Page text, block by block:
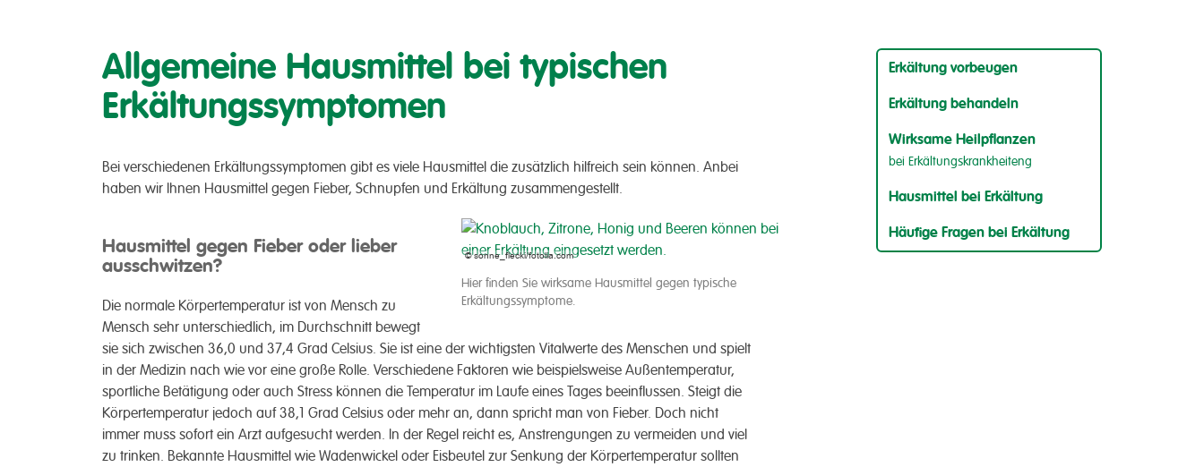
Allgemeine Hausmittel bei typischen
Erkältungssymptomen
Bei ver­­schiedenen Erkältungs­­symptomen gibt es viele Haus­­mittel die zu­sätz­lich hilf­­reich sein können. Anbei
haben wir Ihnen Haus­­mittel gegen Fieber, Schnu­pfen und Er­kältung zusammen­­gestellt.
© sonne_flecki/fotolia.com
Hier finden Sie wirksame Hausmittel gegen typische
Erkältungssymptome.
Hausmittel gegen Fieber oder lieber
ausschwitzen?
Die normale Körper­­temperatur ist von Mensch zu
Mensch sehr unter­­schiedlich, im Durch­­schnitt bewegt
sie sich zwischen 36,0 und 37,4 Grad Celsius. Sie ist eine der wichtigsten Vital­­werte des Menschen und spielt
in der Medizin nach wie vor eine große Rolle. Ver­­schiedene Faktoren wie beispiels­­weise Außen­­temperatur,
sport­liche Betätigung oder auch Stress können die Tem­­peratur im Laufe eines Tages be­ein­flussen. Steigt die
Körper­­temperatur jedoch auf 38,1 Grad Celsius oder mehr an, dann spricht man von Fieber. Doch nicht
immer muss sofort ein Arzt auf­­gesucht werden. In der Regel reicht es, Anstren­­gungen zu ver­­meiden und viel
zu trinken. Bekannte Haus­­mittel wie Waden­­wickel oder Eis­­beutel zur Senkung der Körper­­temperatur sollten
Erkältung vorbeugen
Erkältung behandeln
Wirksame Heilpflanzen
bei Erkältungskrankheiteng
Hausmittel bei Erkältung
Häufige Fragen bei Erkältung